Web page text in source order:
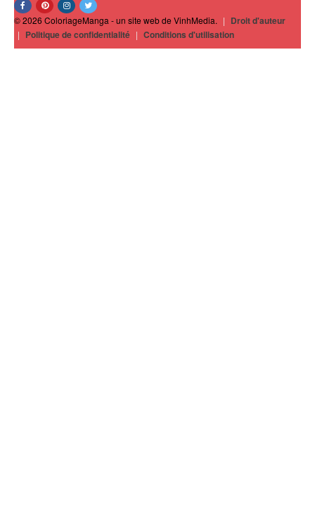
© 2026 ColoriageManga - un site web de VinhMedia. | Droit d'auteur
| Politique de confidentialité | Conditions d'utilisation